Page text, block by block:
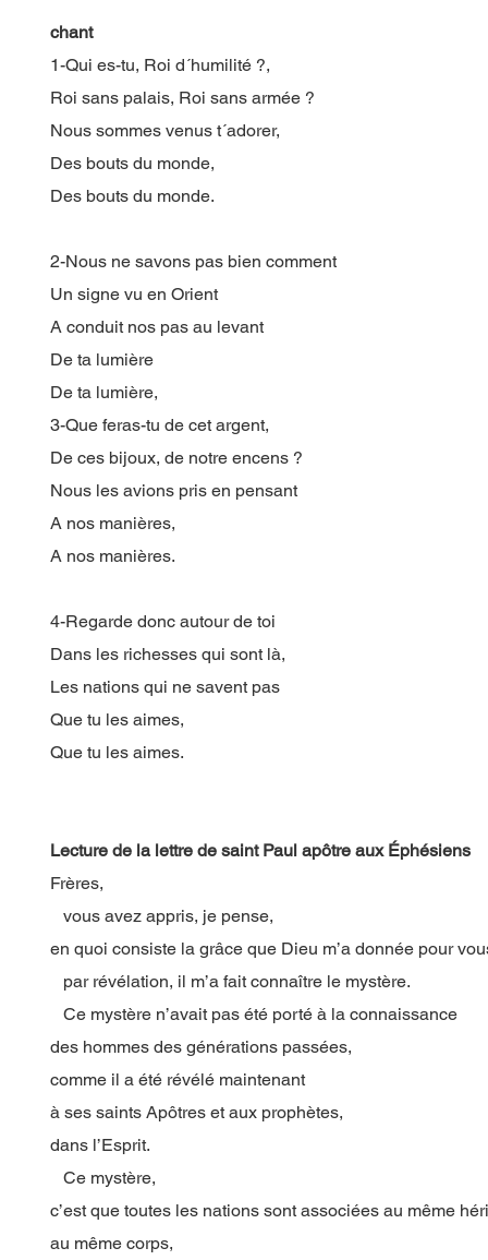
chant
1-Qui es-tu, Roi d´humilité ?,
Roi sans palais, Roi sans armée ?
Nous sommes venus t´adorer,
Des bouts du monde,
Des bouts du monde.
2-Nous ne savons pas bien comment
Un signe vu en Orient
A conduit nos pas au levant
De ta lumière
De ta lumière,
3-Que feras-tu de cet argent,
De ces bijoux, de notre encens ?
Nous les avions pris en pensant
A nos manières,
A nos manières.
4-Regarde donc autour de toi
Dans les richesses qui sont là,
Les nations qui ne savent pas
Que tu les aimes,
Que tu les aimes.
Lecture de la lettre de saint Paul apôtre aux Éphésiens
Frères,
vous avez appris, je pense,
en quoi consiste la grâce que Dieu m’a donnée pour
par révélation, il m’a fait connaître le mystère.
Ce mystère n’avait pas été porté à la connaissance
des hommes des générations passées,
comme il a été révélé maintenant
à ses saints Apôtres et aux prophètes,
dans l’Esprit.
Ce mystère,
c’est que toutes les nations sont associées au même
au même corps,